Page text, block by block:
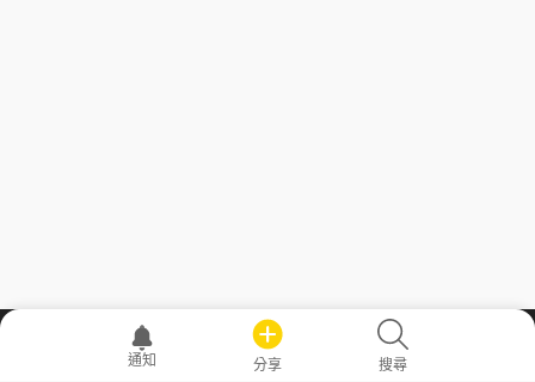
職場透明化運動
通知 分享 搜尋